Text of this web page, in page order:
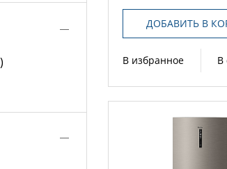
ДОБАВИТЬ В
В избранное В